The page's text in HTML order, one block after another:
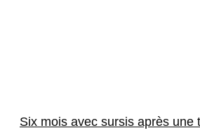
Six mois avec sursis après une